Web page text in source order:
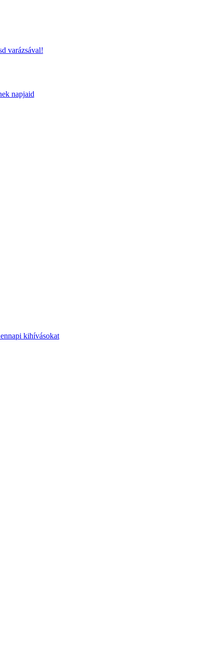
varázsával!
napjaid
kihívásokat